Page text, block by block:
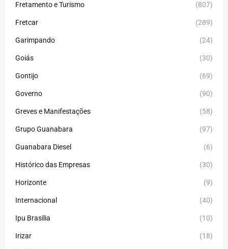
Fretamento e Turismo (807)
Fretcar (289)
Garimpando (24)
Goiás (30)
Gontijo (69)
Governo (90)
Greves e Manifestações (58)
Grupo Guanabara (97)
Guanabara Diesel (6)
Histórico das Empresas (30)
Horizonte (9)
Internacional (40)
Ipu Brasilia (10)
Irizar (18)